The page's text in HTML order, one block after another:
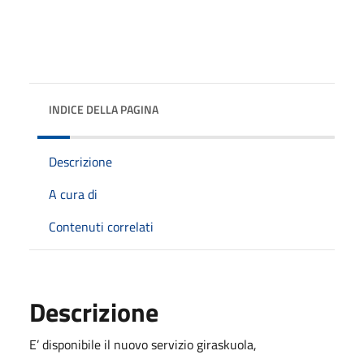
INDICE DELLA PAGINA
Descrizione
A cura di
Contenuti correlati
Descrizione
E’ disponibile il nuovo servizio giraskuola,